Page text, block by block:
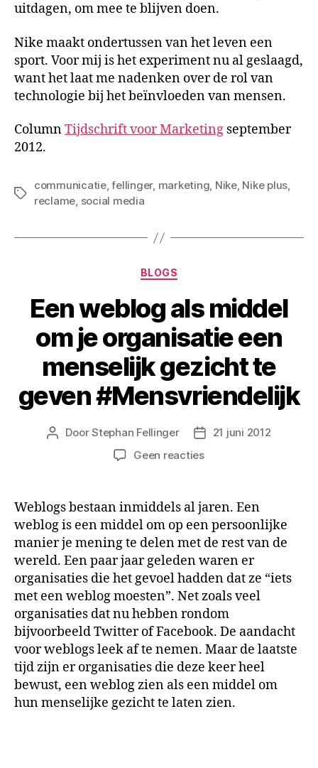
uitdagen, om mee te blijven doen.
Nike maakt ondertussen van het leven een
sport. Voor mij is het experiment nu al geslaagd,
want het laat me nadenken over de rol van
technologie bij het beïnvloeden van mensen.
ColumnTijdschrift voor Marketing september
2012.
Tags
communicatie,fellinger, marketing, Nike, Nike plus,
reclame, social media
Categorieën
BLOGS
Een weblog als middel
om je organisatie een
menselijk gezicht te
geven #Mensvriendelijk
Berichtauteur
DoorStephan Fellinger Berichtdatum
21 juni 2012
Geen reactiesop
om
je
organisatie
een
menselijk
gezicht
te
geven
#Mensvriendelijk
Weblogs bestaan inmiddels al jaren. Een
weblog is een middel om op een persoonlijke
manier je mening te delen met de rest van de
wereld. Een paar jaar geleden waren er
organisaties die het gevoel hadden dat ze “iets
met een weblog moesten”. Net zoals veel
organisaties dat nu hebben rondom
bijvoorbeeld Twitter of Facebook. De aandacht
voor weblogs leek af te nemen. Maar de laatste
tijd zijn er organisaties die deze keer heel
bewust, een weblog zien als een middel om
hun menselijke gezicht te laten zien.